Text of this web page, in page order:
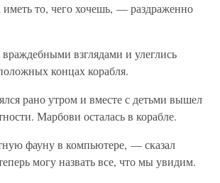
то, чего хочешь, — раздраженно
взглядами и улеглись
концах корабля.
рано утром и вместе с детьми вышел
Марбови осталась в корабле.
фауну в компьютере, — сказал
могу назвать все, что мы увидим.